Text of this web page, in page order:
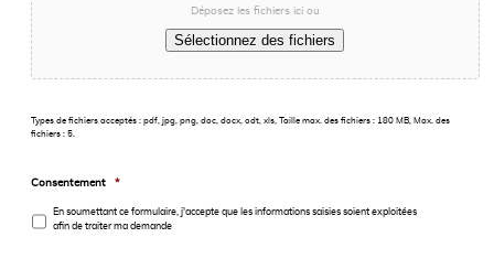
Déposez les fichiers ici ou
Sélectionnez des fichiers
Types de fichiers acceptés : pdf, jpg, png, doc, docx, odt, xls, Taille max. des fichiers : 180 MB, Max. des
fichiers : 5.
Consentement *
En soumettant ce formulaire, j'accepte que les informations saisies soient exploitées
afin de traiter ma demande